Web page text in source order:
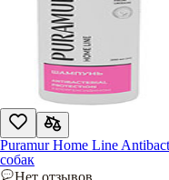
Puramur Home Line
собак
Нет отзывов